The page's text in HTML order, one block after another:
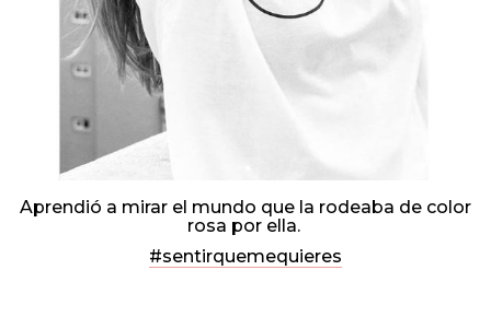
Aprendió a mirar el mundo que la rodeaba de color
rosa por ella.
#sentirquemequieres